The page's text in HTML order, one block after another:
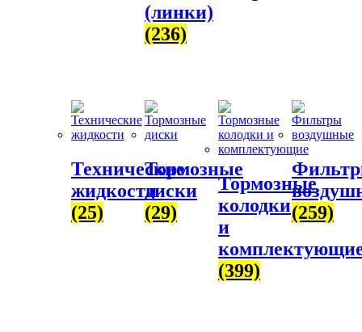
(линки)
(236)
Технические
жидкости
(25)
Тормозные
диски
(29)
Тормозные
колодки
и
(399)
(259)